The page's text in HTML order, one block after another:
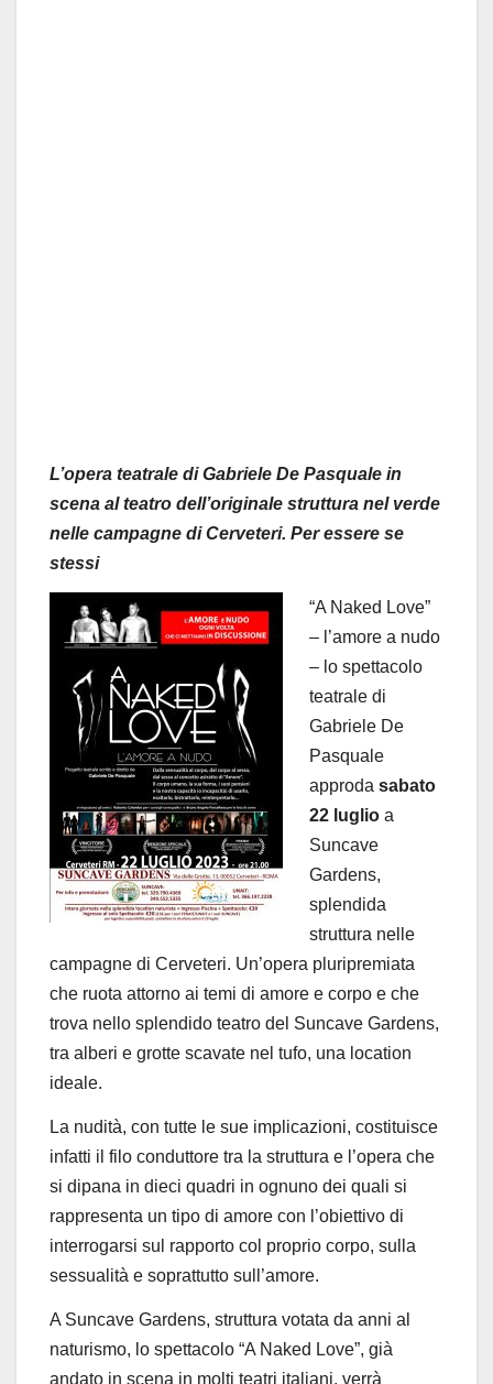
L’opera teatrale di Gabriele De Pasquale in
scena al teatro dell’originale struttura nel verde
nelle campagne di Cerveteri. Per essere se
stessi
“A Naked Love”
– l’amore a nudo
– lo spettacolo
teatrale di
Gabriele De
Pasquale
approda sabato
22 luglio a
Suncave
Gardens,
splendida
struttura nelle
campagne di Cerveteri. Un’opera pluripremiata
che ruota attorno ai temi di amore e corpo e che
trova nello splendido teatro del Suncave Gardens,
tra alberi e grotte scavate nel tufo, una location
ideale.
La nudità, con tutte le sue implicazioni, costituisce
infatti il filo conduttore tra la struttura e l’opera che
si dipana in dieci quadri in ognuno dei quali si
rappresenta un tipo di amore con l’obiettivo di
interrogarsi sul rapporto col proprio corpo, sulla
sessualità e soprattutto sull’amore.
A Suncave Gardens, struttura votata da anni al
naturismo, lo spettacolo “A Naked Love”, già
andato in scena in molti teatri italiani, verrà